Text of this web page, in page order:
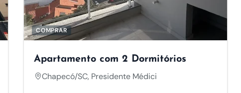
COMPRAR
Apartamento com 2 Dormitórios
Chapecó/SC, Presidente Médici